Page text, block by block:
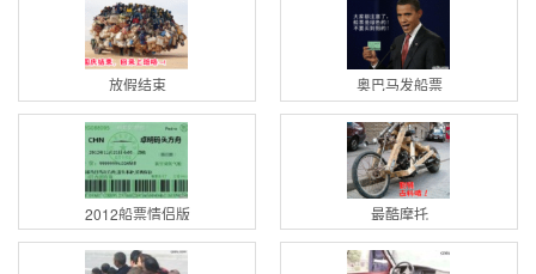
放假结束 奥巴马发船票
2012船票情侣版 最酷摩托